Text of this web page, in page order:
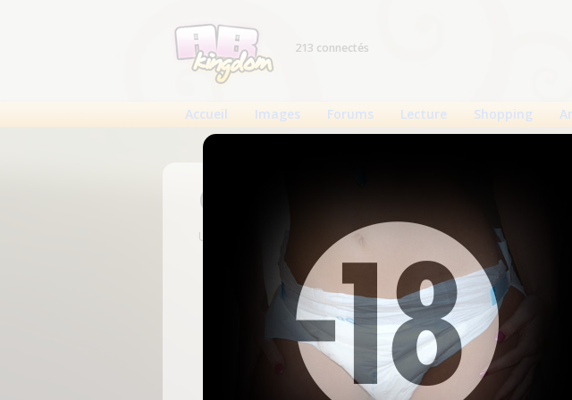
213 connectés
Accueil Images Forums Lecture Shopping
Connexion
Un compte est nécessaire pour voir cette page.
Nom d'utilisateur
Mot de passe